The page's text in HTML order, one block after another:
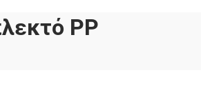
PP